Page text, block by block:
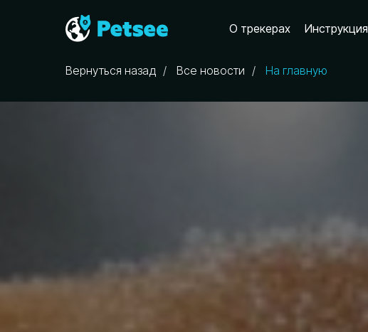
О трекерах Инструкция
Вернуться назад / Все новости / На главную